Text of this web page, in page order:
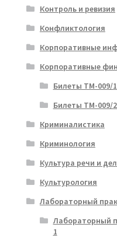
Контроль и ревизия
Конфликтология
Корпоративные
Корпоративные
Билеты ТМ-009/
Билеты ТМ-009/
Криминалистика
Криминология
Культура речи и
Культурология
Лабораторный
Лабораторный
1